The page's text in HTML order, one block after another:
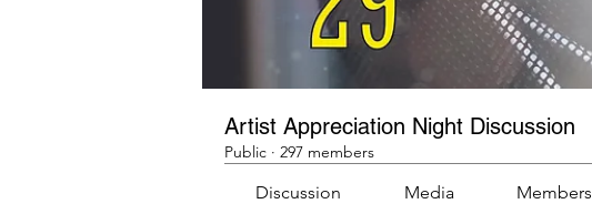
Artist Appreciation Night Discussion
Public · 297 members
Discussion Media Members